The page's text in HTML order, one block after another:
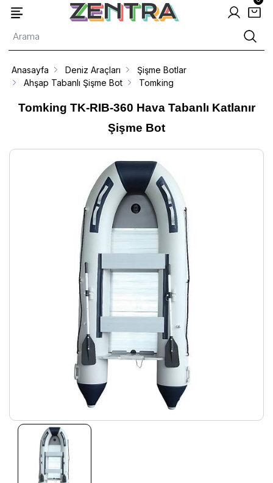
Tomking TK-RIB-360 Hava Tabanlı Katlanır
Şişme Bot
Anasayfa Deniz Araçları
Şişme Botlar
Ahşap Tabanlı Şişme Bot
Tomking